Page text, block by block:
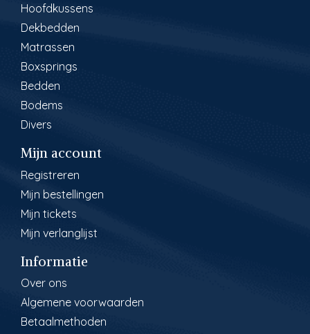
Hoofdkussens
Dekbedden
Matrassen
Boxsprings
Bedden
Bodems
Divers
Mijn account
Registreren
Mijn bestellingen
Mijn tickets
Mijn verlanglijst
Informatie
Over ons
Algemene voorwaarden
Betaalmethoden